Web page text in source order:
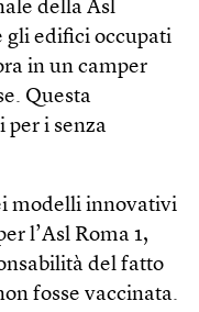
della Asl
gli edifici occupati
in un camper
Questa
per i senza
modelli innovativi
l’Asl Roma 1,
del fatto
fosse vaccinata.